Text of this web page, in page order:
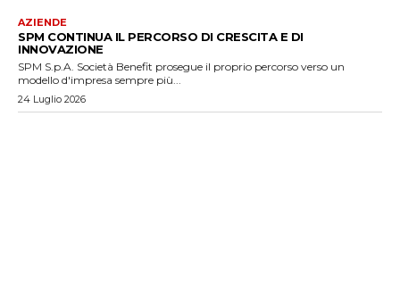
AZIENDE
SPM CONTINUA IL PERCORSO DI CRESCITA E DI
INNOVAZIONE
SPM S.p.A. Società Benefit prosegue il proprio percorso verso un
modello d'impresa sempre più...
24 Luglio 2026